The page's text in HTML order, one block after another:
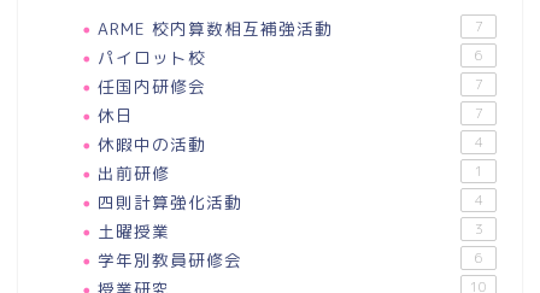
ARME 校内算数相互補強活動 7
パイロット校 6
任国内研修会 7
休日 7
休暇中の活動 4
出前研修 1
四則計算強化活動 4
土曜授業 3
学年別教員研修会 6
10